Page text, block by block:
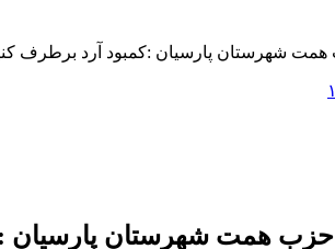
شهرستان پارسیان :کمبود آرد برطرف
همت شهرستان پارسیان